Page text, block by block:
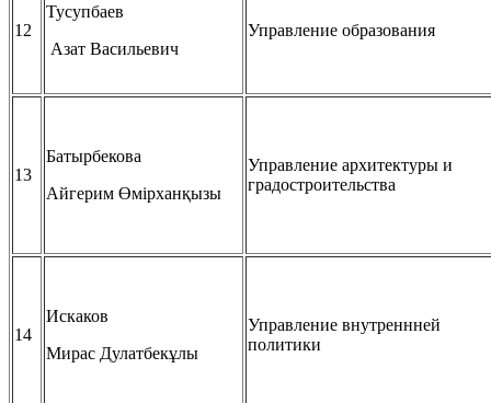
12
Тусупбаев
Азат Васильевич
Управление образования
13
Батырбекова
Айгерим Өмірханқызы
Управление архитектуры и
градостроительства
14
Искаков
Мирас Дулатбекұлы
Управление внутреннней
политики